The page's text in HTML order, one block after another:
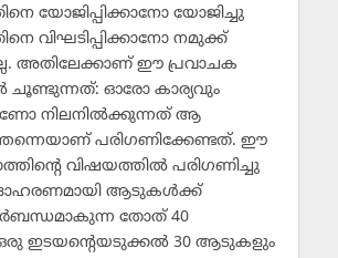
യോജിപ്പിക്കാനോ യോജിച്ചു
വിഘടിപ്പിക്കാനോ നമുക്ക്
അതിലേക്കാണ് ഈ പ്രവാചക
ചൂണ്ടുന്നത്: ഓരോ കാര്യവും
നിലനില്‍ക്കുന്നത് ആ
പരിഗണിക്കേണ്ടത്. ഈ
വിഷയത്തില്‍ പരിഗണിച്ചു
ആടുകള്‍ക്ക്
തോത് 40
ഇടയന്റെയടുക്കല്‍ 30 ആടുകളും